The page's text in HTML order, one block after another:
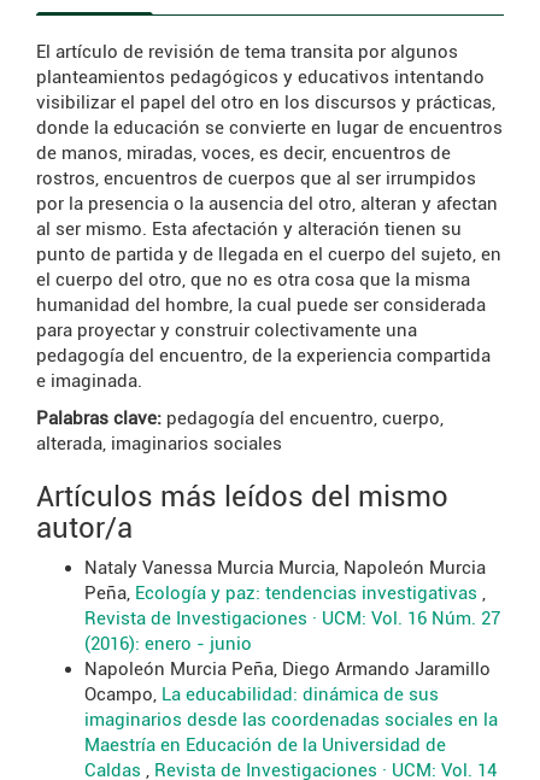
El artículo de revisión de tema transita por algunos
planteamientos pedagógicos y educativos intentando
visibilizar el papel del otro en los discursos y prácticas,
donde la educación se convierte en lugar de encuentros
de manos, miradas, voces, es decir, encuentros de
rostros, encuentros de cuerpos que al ser irrumpidos
por la presencia o la ausencia del otro, alteran y afectan
al ser mismo. Esta afectación y alteración tienen su
punto de partida y de llegada en el cuerpo del sujeto, en
el cuerpo del otro, que no es otra cosa que la misma
humanidad del hombre, la cual puede ser considerada
para proyectar y construir colectivamente una
pedagogía del encuentro, de la experiencia compartida
e imaginada.
Palabras clave: pedagogía del encuentro, cuerpo,
alterada, imaginarios sociales
Artículos más leídos del mismo
autor/a
Nataly Vanessa Murcia Murcia, Napoleón Murcia
Peña, Ecología y paz: tendencias investigativas ,
Revista de Investigaciones · UCM: Vol. 16 Núm. 27
(2016): enero - junio
Napoleón Murcia Peña, Diego Armando Jaramillo
Ocampo, La educabilidad: dinámica de sus
imaginarios desde las coordenadas sociales en la
Maestría en Educación de la Universidad de
Caldas , Revista de Investigaciones · UCM: Vol. 14